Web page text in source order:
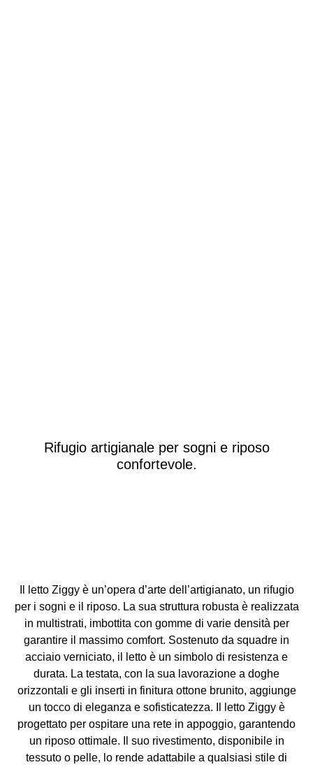
Rifugio artigianale per sogni e riposo
confortevole.
Il letto Ziggy è un’opera d’arte dell’artigianato, un rifugio
per i sogni e il riposo. La sua struttura robusta è realizzata
in multistrati, imbottita con gomme di varie densità per
garantire il massimo comfort. Sostenuto da squadre in
acciaio verniciato, il letto è un simbolo di resistenza e
durata. La testata, con la sua lavorazione a doghe
orizzontali e gli inserti in finitura ottone brunito, aggiunge
un tocco di eleganza e sofisticatezza. Il letto Ziggy è
progettato per ospitare una rete in appoggio, garantendo
un riposo ottimale. Il suo rivestimento, disponibile in
tessuto o pelle, lo rende adattabile a qualsiasi stile di